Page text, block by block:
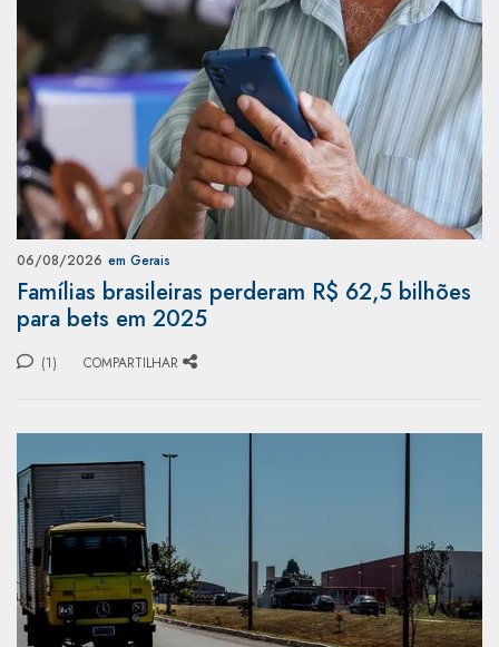
06/08/2026 em Gerais
Famílias brasileiras perderam R$ 62,5 bilhões
para bets em 2025
(1) COMPARTILHAR